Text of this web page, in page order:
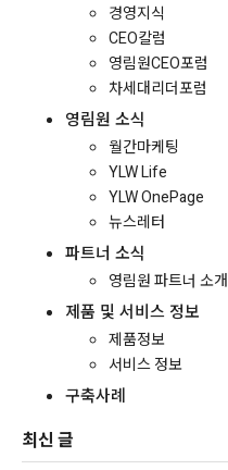
경영지식
CEO칼럼
영림원CEO포럼
차세대리더포럼
영림원 소식
월간마케팅
YLW Life
YLW OnePage
뉴스레터
파트너 소식
영림원 파트너 소개
제품 및 서비스 정보
제품정보
서비스 정보
구축사례
최신 글